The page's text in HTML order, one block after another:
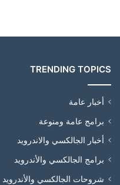
TRENDING TOPICS
أخبار عامة
برامج عامة ومنوعة
أخبار الجالكسي والاندرويد
برامج الجالكسي والأندرويد
شروحات الجالكسي والأندرويد